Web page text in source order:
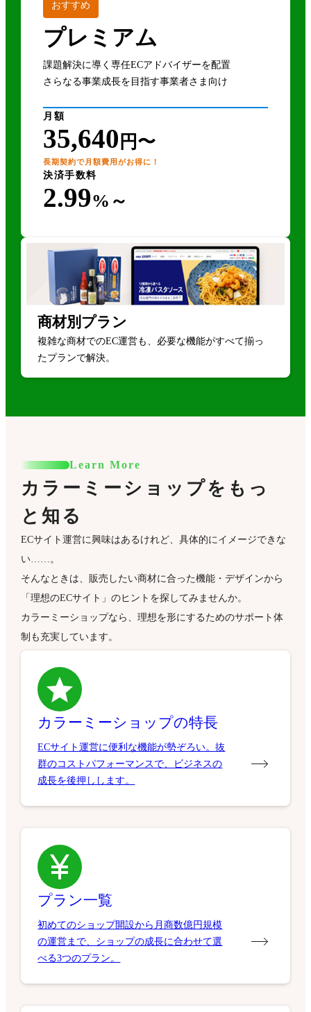
おすすめ
プレミアム
課題解決に導く専任ECアドバイザーを配置
さらなる事業成長を目指す事業者さま向け
月額
35,640 円〜
長期契約で月額費用がお得に！
決済手数料
2.99%～
商材別プラン
複雑な商材でのEC運営も、必要な機能がすべて揃っ
たプランで解決。
Learn More
カラーミーショップをもっ
と知る
ECサイト運営に興味はあるけれど、具体的にイメージできな
い……。
そんなときは、販売したい商材に合った機能・デザインから
「理想のECサイト」のヒントを探してみませんか。
カラーミーショップなら、理想を形にするためのサポート体
制も充実しています。
カラーミーショップの特長
ECサイト運営に便利な機能が勢ぞろい。抜
群のコストパフォーマンスで、ビジネスの
成長を後押しします。
プラン一覧
初めてのショップ開設から月商数億円規模
の運営まで、ショップの成長に合わせて選
べる3つのプラン。